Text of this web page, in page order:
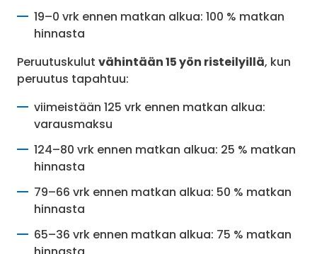
19–0 vrk ennen matkan alkua: 100 % matkan
hinnasta
Peruutuskulut vähintään 15 yön risteilyillä, kun
peruutus tapahtuu:
viimeistään 125 vrk ennen matkan alkua:
varausmaksu
124–80 vrk ennen matkan alkua: 25 % matkan
hinnasta
79–66 vrk ennen matkan alkua: 50 % matkan
hinnasta
65–36 vrk ennen matkan alkua: 75 % matkan